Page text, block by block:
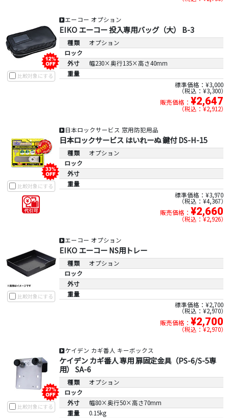
比較対象にする
エーコー オプション
EIKO エーコー 投入専用バッグ（大） B-3
種類
オプション
ロック
外寸
幅230×奥行135×高さ40mm
重量
標準価格：¥3,000
税込：¥3,300
販売価格： ¥2,647
税込：¥2,912
比較対象にする
日本ロックサービス 窓用防犯用品
日本ロックサービス はいれーぬ 鍵付 DS-H-15
種類
オプション
ロック
外寸
重量
標準価格：¥3,970
税込：¥4,367
販売価格： ¥2,660
税込：¥2,926
比較対象にする
エーコー オプション
EIKO エーコー NS用トレー
種類
オプション
ロック
外寸
重量
標準価格：¥2,700
税込：¥2,970
販売価格： ¥2,700
税込：¥2,970
比較対象にする
ケイデン カギ番人 キーボックス
ケイデン カギ番人 専用 扉固定金具（PS-6/S-5専
用） SA-6
種類
オプション
ロック
外寸
幅80×奥行50×高さ70mm
重量
0.15kg